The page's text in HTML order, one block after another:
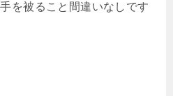
を被ること間違いなしです